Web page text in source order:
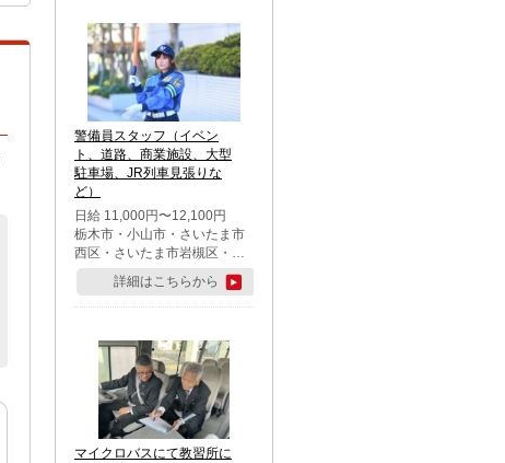
警備員スタッフ（イベン
ト、道路、商業施設、大型
駐車場、JR列車見張りな
ど）
日給 11,000円〜12,100円
栃木市・小山市・さいたま市
西区・さいたま市岩槻区・久
喜市・蓮田市
詳細はこちらから
マイクロバスにて教習所に